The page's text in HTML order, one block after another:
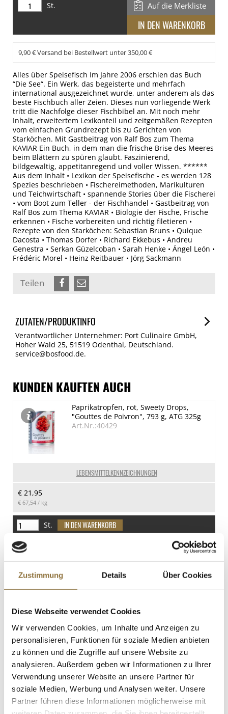
Zustimmung Details Über Cookies
Diese Webseite verwendet Cookies
Wir verwenden Cookies, um Inhalte und Anzeigen zu
personalisieren, Funktionen für soziale Medien anbieten
zu können und die Zugriffe auf unsere Website zu
analysieren. Außerdem geben wir Informationen zu Ihrer
Verwendung unserer Website an unsere Partner für
soziale Medien, Werbung und Analysen weiter. Unsere
Partner führen diese Informationen möglicherweise mit
St. Auf die Merkliste
9,90 € Versand bei Bestellwert unter 350,00 €
Alles über Speisefisch Im Jahre 2006 erschien das Buch
“Die See“. Ein Werk, das begeisterte und mehrfach
international ausgezeichnet wurde, unter anderem als das
beste Fischbuch aller Zeien. Dieses nun vorliegende Werk
tritt die Nachfolge dieser Fischbibel an. Mit noch mehr
Inhalt, erweitertem Lexikonteil und zeitgemäßen Rezepten
vom einfachen Grundrezept bis zu Gerichten von
Starköchen. Mit Gastbeitrag von Ralf Bos zum Thema
KAVIAR Ein Buch, in dem man die frische Brise des Meeres
beim Blättern zu spüren glaubt. Faszinierend,
bildgewaltig, appetitanregend und voller Wissen. ******
Aus dem Inhalt • Lexikon der Speisefische - es werden 128
Spezies beschrieben • Fischereimethoden, Marikulturen
und Teichwirtschaft • spannende Stories über die Fischerei
• vom Boot zum Teller - der Fischhandel • Gastbeitrag von
Ralf Bos zum Thema KAVIAR • Biologie der Fische, Frische
erkennen • Fische vorbereiten und richtig filetieren •
Rezepte von den Starköchen: Sebastian Bruns • Quique
Dacosta • Thomas Dorfer • Richard Ekkebus • Andreu
Genestra • Serkan Güzelcoban • Sarah Henke • Ángel León •
Frédéric Morel • Heinz Reitbauer • Jörg Sackmann
Teilen
ZUTATEN/PRODUKTINFO
Verantwortlicher Unternehmer: Port Culinaire GmbH,
Hoher Wald 25, 51519 Odenthal, Deutschland.
service@bosfood.de.
KUNDEN KAUFTEN AUCH
LEBENSMITTELKENNZEICHNUNGEN
Paprikatropfen, rot, Sweety Drops,
"Gouttes de Poivron", 793 g, ATG 325g
Art.Nr.:40429
€ 21,95
€ 67,54 / kg
St.
Japanisches Dressing, mit Sojasauce,
Essig, Öl, Wasabi, Citrus, Nihon
Shokken, Japan, 1 l
Art.Nr.:27128
€ 20,95
St.
Pecorino "Tartuffo", Schafskäse mit
Trüffel, mind. 3 Wochen gereift, ca.700